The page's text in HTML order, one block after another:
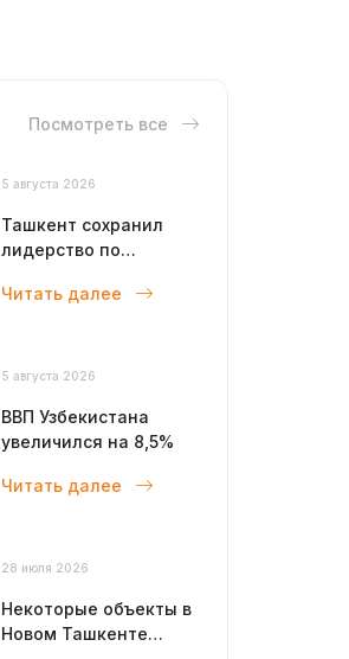
Посмотреть все
5 августа 2026
Ташкент сохранил
лидерство по
строительства
Читать далее
5 августа 2026
ВВП Узбекистана
увеличился на 8,5%
Читать далее
28 июля 2026
Некоторые объекты в
Новом Ташкенте